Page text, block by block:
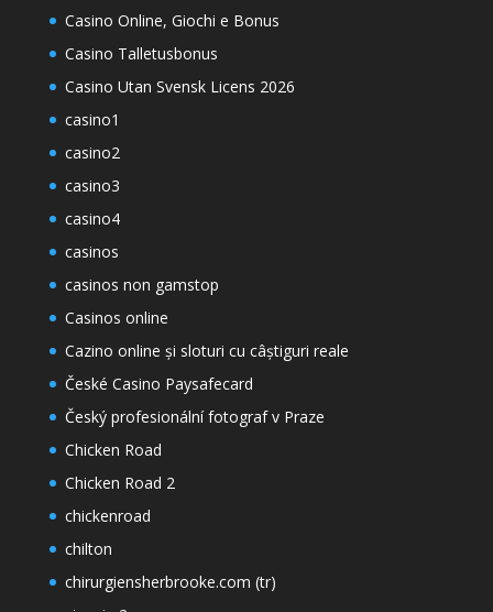
Casino Online, Giochi e Bonus
Casino Talletusbonus
Casino Utan Svensk Licens 2026
casino1
casino2
casino3
casino4
casinos
casinos non gamstop
Casinos online
Cazino online și sloturi cu câștiguri reale
České Casino Paysafecard
Český profesionální fotograf v Praze
Chicken Road
Chicken Road 2
chickenroad
chilton
chirurgiensherbrooke.com (tr)